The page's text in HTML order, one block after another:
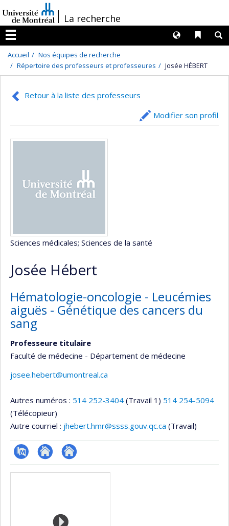
au
contenu
/La recherche
Menu
Liens
Langues
Accueil
Nos équipes de recherche
Répertoire des professeurs et professeures
Josée HÉBERT
Retour à la liste des professeurs
Modifier son profil
Sciences médicales; Sciences de la santé
Josée Hébert
Hématologie-oncologie - Leucémies
aiguës - Génétique des cancers du
sang
Professeure titulaire
Faculté de médecine - Département de médecine
josee.hebert@umontreal.ca
Autres numéros : 514 252-3404 (Travail 1) 514 254-5094
(Télécopieur)
Autre courriel : jhebert.hmr@ssss.gouv.qc.ca (Travail)
PubMedAutre Autre
Médias